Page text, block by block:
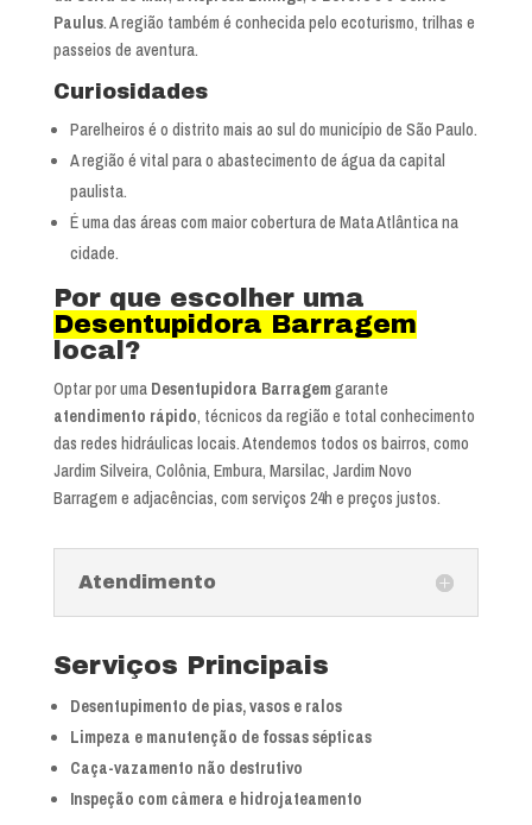
Paulus. A região também é conhecida pelo ecoturismo, trilhas e
passeios de aventura.
Curiosidades
Parelheiros é o distrito mais ao sul do município de São Paulo.
A região é vital para o abastecimento de água da capital
paulista.
É uma das áreas com maior cobertura de Mata Atlântica na
cidade.
Por que escolher uma
Desentupidora Barragem
local?
Optar por uma Desentupidora Barragemgarante
atendimento rápido, técnicos da região e total conhecimento
das redes hidráulicas locais. Atendemos todos os bairros, como
Jardim Silveira, Colônia, Embura, Marsilac, Jardim Novo
Barragem e adjacências, com serviços 24h e preços justos.
Atendimento
Serviços Principais
Desentupimento de pias, vasos e ralos
Limpeza e manutenção de fossas sépticas
Caça-vazamento não destrutivo
Inspeção com câmera e hidrojateamento